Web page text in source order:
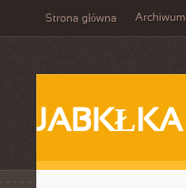
Strona główna Archiwum
JABKŁKA